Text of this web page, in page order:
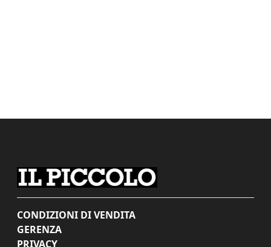
CONDIZIONI DI VENDITA
GERENZA
PRIVACY